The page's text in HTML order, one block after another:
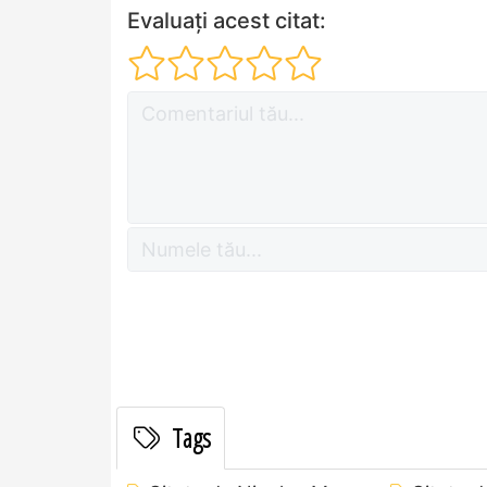
Evaluați acest citat:
Tags